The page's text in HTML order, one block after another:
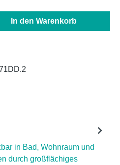
den gewünschten
In den Warenkorb
in Bad, Wohnraum und
durch großflächiges